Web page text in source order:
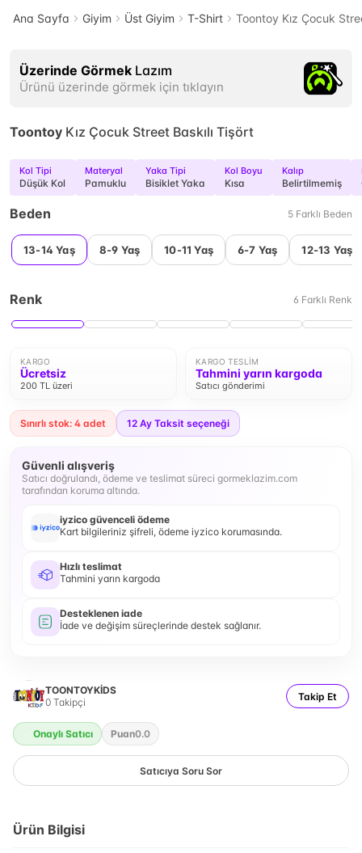
Ana Sayfa Giyim Üst Giyim T-Shirt Toontoy Kız Çocuk
Üzerinde Görmek Lazım
Ürünü üzerinde görmek için tıklayın
Toontoy Kız Çocuk Street Baskılı Tişört
Kol Tipi
Düşük Kol
Materyal
Pamuklu
Yaka Tipi
Bisiklet Yaka
Kol Boyu
Kısa
Kalıp
Belirtilmemiş
Beden 5 Farklı Beden
13-14 Yaş 8-9 Yaş 10-11 Yaş 6-7 Yaş 12-13 Yaş
Renk 6 Farklı Renk
KARGO
Ücretsiz
200 TL üzeri
KARGO TESLIM
Tahmini yarın kargoda
Satıcı gönderimi
Sınırlı stok: 4 adet 12 Ay Taksit seçeneği
Güvenli alışveriş
Satıcı doğrulandı, ödeme ve teslimat süreci gormeklazim.com
tarafından koruma altında.
iyzico güvenceli ödeme
Kart bilgileriniz şifreli, ödeme iyzico korumasında.
Hızlı teslimat
Tahmini yarın kargoda
Desteklenen iade
İade ve değişim süreçlerinde destek sağlanır.
TOONTOYKİDS
0 Takipçi Takip Et
Onaylı Satıcı Puan0.0
Satıcıya Soru Sor
Ürün Bilgisi